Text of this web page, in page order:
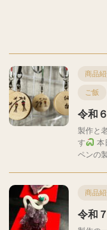
商品
ご飯
令和
製作と
す
本
ペンの
商品
令和